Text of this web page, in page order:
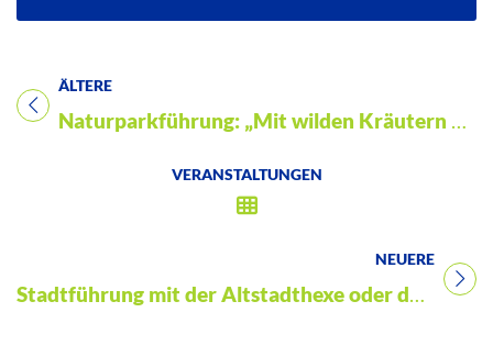
ÄLTERE
Titel für Veranstaltung
Naturparkführung: „Mit wilden Kräutern durch das Jahr“
VERANSTALTUNGEN
NEUERE
Titel für Veranstaltung
Stadtführung mit der Altstadthexe oder dem Kräuterweiblein